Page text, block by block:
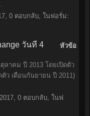
, 0 ตอบกลับ, ในฟอรั่ม:
หัวข้อ
วันที่ 4
ลาคม ปี 2013 โดยเปิดตัว
ตัว เดือนกันยายน ปี 2011)
, 0 ตอบกลับ, ในฟ